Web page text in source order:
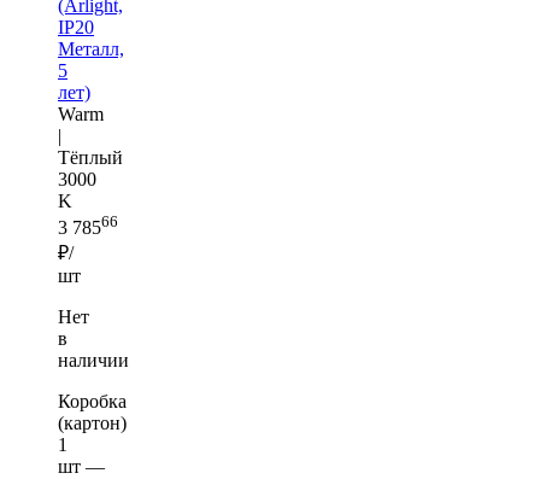
(Arlight,
IP20
Металл,
5
лет)
Warm
|
Тёплый
3000
K
3 78566
₽/
шт
Нет
в
наличии
Коробка
(картон)
1
шт —